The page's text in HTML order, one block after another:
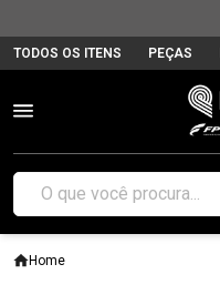
TODOS OS ITENS PEÇAS
Home